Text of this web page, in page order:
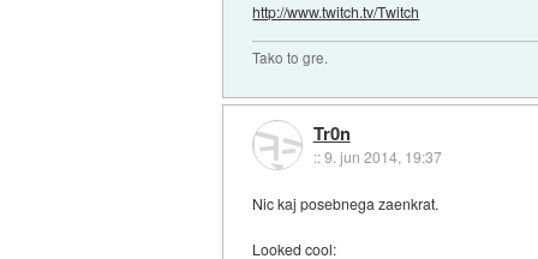
http://www.twitch.tv/Twitch
Tako to gre.
Tr0n
::9. jun 2014, 19:37
Nic kaj posebnega zaenkrat.
Looked cool: